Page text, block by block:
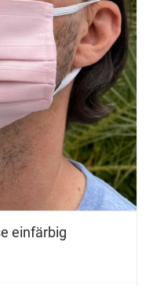
einfärbig